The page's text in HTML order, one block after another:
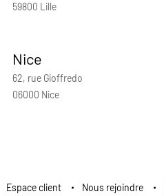
59800 Lille
Nice
62, rue Gioffredo
06000 Nice
Espace client Nous rejoindre